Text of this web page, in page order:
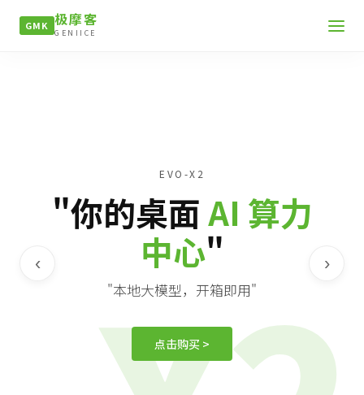
GMK 极摩客
GENIICE
EVO-X2
"你的桌面AI 算力
中心"
"本地大模型，开箱即用"
点击购买 >
‹ ›